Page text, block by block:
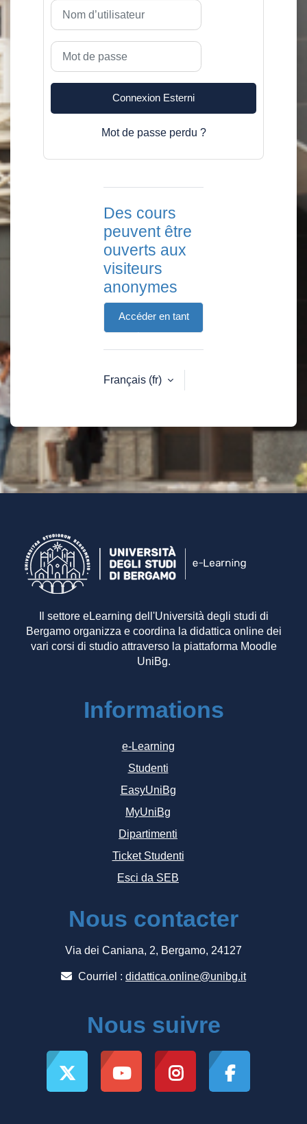
Nom d’utilisateur
Mot de passe
Connexion Esterni
Mot de passe perdu ?
Des cours
peuvent être
ouverts aux
visiteurs
anonymes
Accéder en tant
Français ‎(fr)‎
Il settore eLearning dell'Università degli studi di
Bergamo organizza e coordina la didattica online dei
vari corsi di studio attraverso la piattaforma Moodle
UniBg.
Informations
e-Learning
Studenti
EasyUniBg
MyUniBg
Dipartimenti
Ticket Studenti
Esci da SEB
Nous contacter
Via dei Caniana, 2, Bergamo, 24127
Courriel : didattica.online@unibg.it
Nous suivre